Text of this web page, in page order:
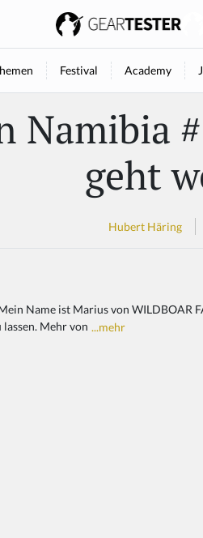
Festival Academy
Namibia
geht
Hubert Häring
Name ist Marius von WILDBOAR
Mehr von ...mehr